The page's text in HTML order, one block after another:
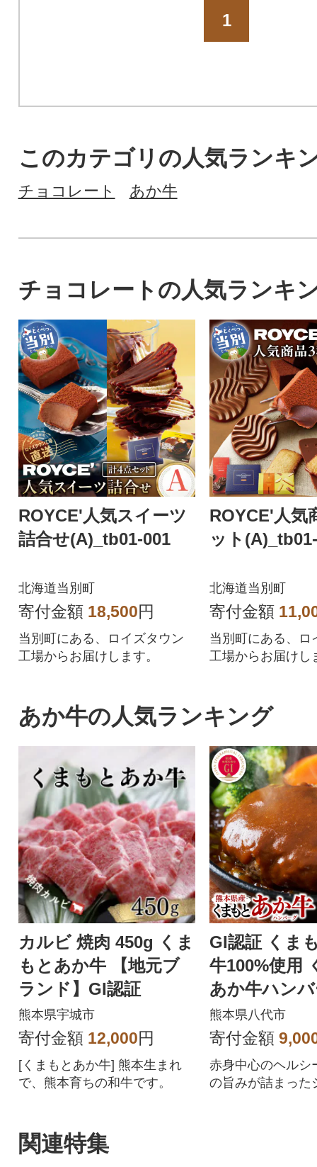
1
このカテゴリの人気ランキ
チョコレート あか牛
チョコレートの人気ランキ
ROYCE'人気スイーツ
詰合せ(A)_tb01-001
北海道当別町
寄付金額 18,500円
当別町にある、ロイズタウン
工場からお届けします。
ROYCE'人気
ット
北海道当別町
寄付金額
当別町にある、ロ
工場からお届けし
あか牛の人気ランキング
カルビ 焼肉 450g くま
もとあか牛 【地元ブ
ランド】GI認証
熊本県宇城市
寄付金額 12,000円
[くまもとあか牛] 熊本生まれ
で、熊本育ちの和牛です。
GI認証 くま
牛100%使用
あか牛ハン
g×6個_229-
熊本県八代市
寄付金額
赤身中心のヘルシ
の旨みが詰まった
関連特集